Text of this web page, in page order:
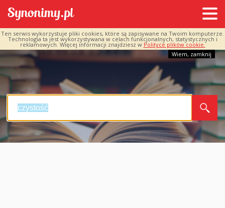
Ten serwis wykorzystuje pliki cookies, które są zapisywane na Twoim komputerze.
Technologia ta jest wykorzystywana w celach funkcjonalnych, statystycznych i
reklamowych. Więcej informacji znajdziesz w Polityce plików cookie.
Wiem, zamknij